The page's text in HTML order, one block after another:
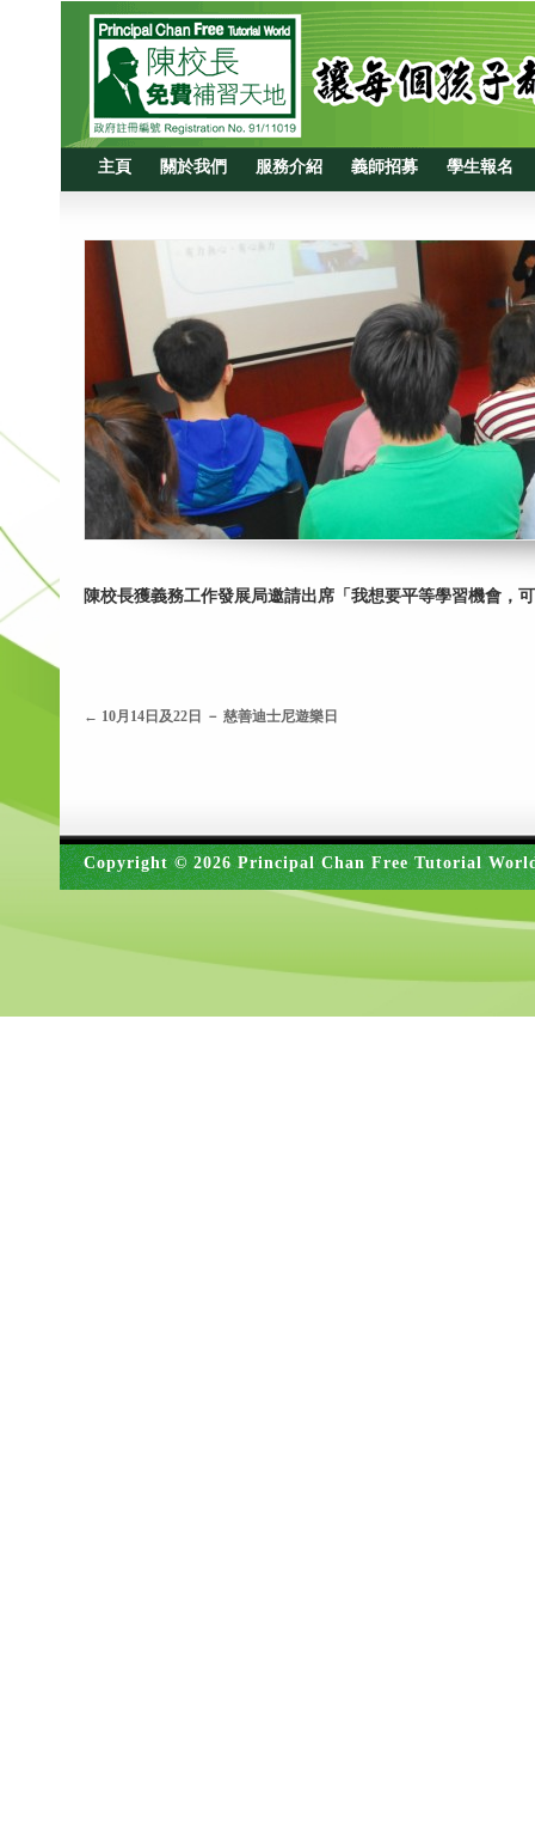
主頁 關於我們 服務介紹 義師招募 學生報名
陳校長獲義務工作發展局邀請出席「我想要平等學習機會，
← 10月14日及22日 － 慈善迪士尼遊樂日
Copyright © 2026 Principal Chan Free Tutorial